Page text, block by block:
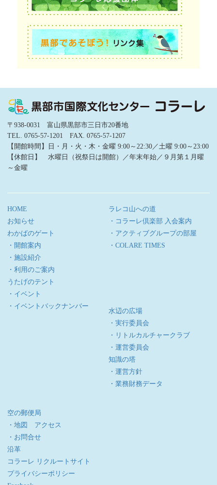
〒938-0031 富山県黒部市三日市20番地
TEL. 0765-57-1201 FAX. 0765-57-1207
【開館時間】日・月・火・木・金曜 9:00～22:30／土曜 9:00～23:00
【休館日】 水曜日（祝祭日は開館）／年末年始／９月第１月曜
～金曜
HOME
お知らせ
わかばのゲート
・開館案内
・施設紹介
・利用のご案内
うたげのテント
・イベント
・イベントバックナンバー
ラレコ山への道
・コラーレ倶楽部 入会案内
・アクティブグループの部屋
・COLARE TIMES
水辺の広場
・実行委員会
・リトルカルチャークラブ
・運営委員会
知識の塔
・運営方針
・業務財務データ
空の郵便局
・地図 アクセス
・お問合せ
沿革
コラーレ リクルートサイト
プライバシーポリシー